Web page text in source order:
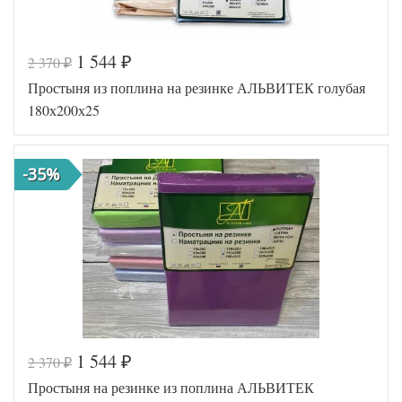
Код товара
517-064
Артикул
AL460704
Ткань
Размер
простыни
180х200
резинке)
Производитель АльВиТек
(Россия)
Код товара
516-699
Артикул
AL460704
2 370₽ 1 544 ₽
Простыня из поплина на резинке АЛЬВИТЕК голубая
180х200х25
-35%
2 370₽ 1 544 ₽
Простыня на резинке из поплина АЛЬВИТЕК